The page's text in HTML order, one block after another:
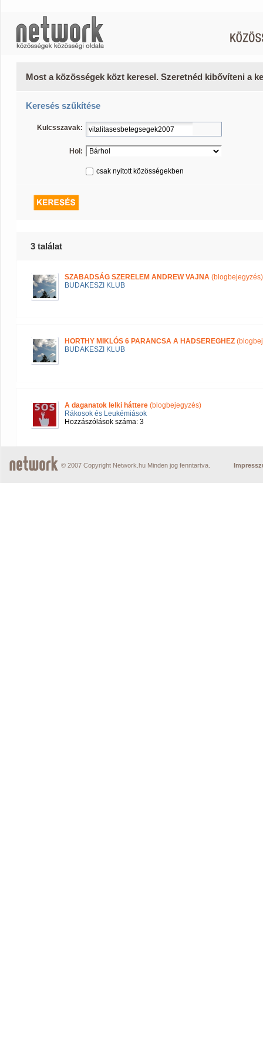
Most a közösségek közt keresel. Szeretnéd kibővíteni a
Keresés szűkítése
Kulcsszavak:
Hol:
csak nyitott közösségekben
3 találat
SZABADSÁG SZERELEM ANDREW VAJNA (blogbejegyzés)
BUDAKESZI KLUB
HORTHY MIKLÓS 6 PARANCSA A HADSEREGHEZ
BUDAKESZI KLUB
A daganatok lelki háttere (blogbejegyzés)
Rákosok és Leukémiások
Hozzászólások száma: 3
© 2007 Copyright Network.hu Minden jog fenntartva.